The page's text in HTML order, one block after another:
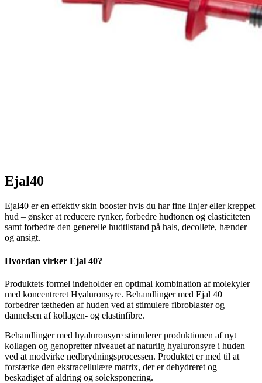
Ejal40
Ejal40 er en effektiv skin booster hvis du har fine linjer eller kreppet
hud – ønsker at reducere rynker, forbedre hudtonen og elasticiteten
samt forbedre den generelle hudtilstand på hals, decollete, hænder
og ansigt.
Hvordan virker Ejal 40?
Produktets formel indeholder en optimal kombination af molekyler
med koncentreret Hyaluronsyre. Behandlinger med Ejal 40
forbedrer tætheden af huden ved at stimulere fibroblaster og
dannelsen af kollagen- og elastinfibre.
Behandlinger med hyaluronsyre stimulerer produktionen af nyt
kollagen og genopretter niveauet af naturlig hyaluronsyre i huden
ved at modvirke nedbrydningsprocessen. Produktet er med til at
forstærke den ekstracellulære matrix, der er dehydreret og
beskadiget af aldring og soleksponering.